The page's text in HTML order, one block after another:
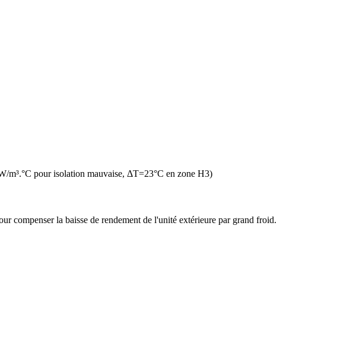
pour isolation mauvaise, ΔT=23°C en zone H3)
compenser la baisse de rendement de l'unité extérieure par grand froid.